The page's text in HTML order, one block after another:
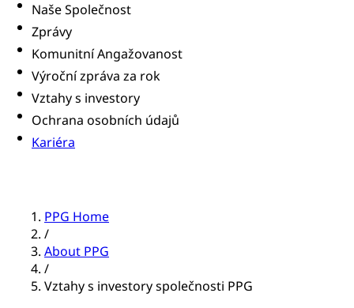
Naše Společnost
Zprávy
Komunitní Angažovanost
Výroční zpráva za rok
Vztahy s investory
Ochrana osobních údajů
Kariéra
PPG Home
/
About PPG
/
Vztahy s investory společnosti PPG